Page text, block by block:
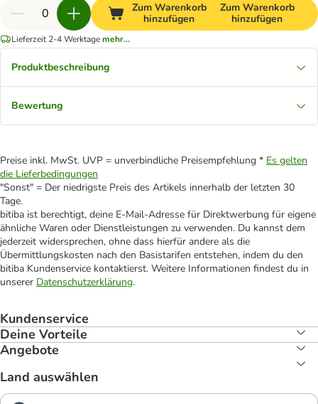
Zum Warenkorb
hinzufügen
Zum Warenkorb
hinzufügen
Lieferzeit 2-4 Werktagemehr...
Produktbeschreibung
Bewertung
Preise inkl. MwSt. UVP = unverbindliche Preisempfehlung * Es gelten
die Lieferbedingungen
"Sonst" = Der niedrigste Preis des Artikels innerhalb der letzten 30
Tage.
bitiba ist berechtigt, deine E-Mail-Adresse für Direktwerbung für eigene
ähnliche Waren oder Dienstleistungen zu verwenden. Du kannst dem
jederzeit widersprechen, ohne dass hierfür andere als die
Übermittlungskosten nach den Basistarifen entstehen, indem du den
bitiba Kundenservice kontaktierst. Weitere Informationen findest du in
unserer Datenschutzerklärung.
Kundenservice
Deine Vorteile
Angebote
Land auswählen